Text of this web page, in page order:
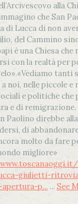
alla
che San
di Lucca di non
del Cammino
è una Chiesa che
con la realtà per
.«Vediamo tanti
noi, nelle piccole e
e politiche che
e di remigrazione.
Paolino direbbe
di
molto da fare
migliore»
giulietti-
p... ... See